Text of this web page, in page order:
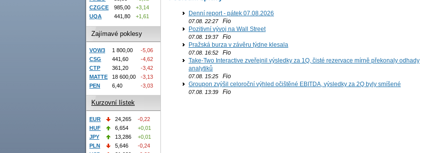
Denní report - pátek 07.08.2026
07.08. 22:27Fio
Pozitivní vývoj na Wall Street
07.08. 19:37Fio
Pražská burza v závěru týdne klesala
07.08. 16:52 Fio
Take-Two Interactive zveřejnil výsledky za 1Q, čisté rezervace mírně překonaly odhady
analytiků
07.08. 15:25 Fio
Groupon zvýšil celoroční výhled očištěné EBITDA, výsledky za 2Q byly smíšené
07.08. 13:39 Fio
CZGCE
985,00
+3,14
UQA
441,80 +1,61
Zajímavé poklesy
VOW3 1 800,00
-5,06
CSG
441,60
-4,62
CTP
361,20
-3,42
MATTE
18 600,00
-3,13
PEN
6,40 -3,03
Kurzovní lístek
EUR 24,265
-0,22
HUF
6,654
+0,01
JPY
13,286
+0,01
PLN
5,646
-0,24